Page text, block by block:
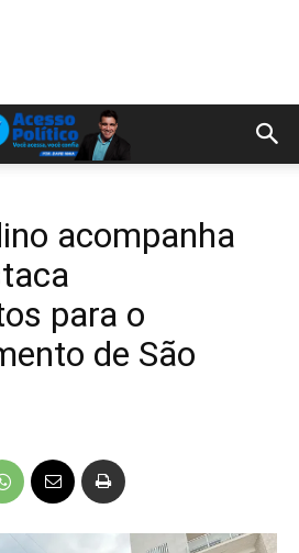
acompanha
para o
de São